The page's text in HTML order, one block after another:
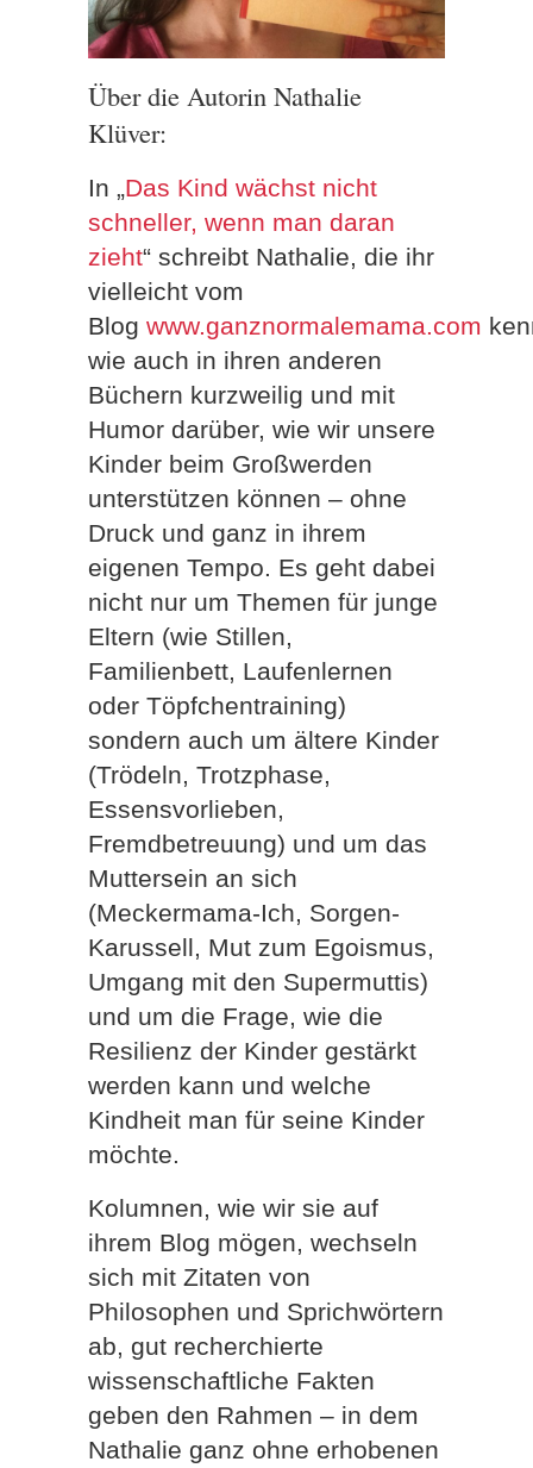
Über die Autorin Nathalie
Klüver:
In „Das Kind wächst nicht
schneller, wenn man daran
zieht“ schreibt Nathalie, die ihr
vielleicht vom
Blog www.ganznormalemama.com
wie auch in ihren anderen
Büchern kurzweilig und mit
Humor darüber, wie wir unsere
Kinder beim Großwerden
unterstützen können – ohne
Druck und ganz in ihrem
eigenen Tempo. Es geht dabei
nicht nur um Themen für junge
Eltern (wie Stillen,
Familienbett, Laufenlernen
oder Töpfchentraining)
sondern auch um ältere Kinder
(Trödeln, Trotzphase,
Essensvorlieben,
Fremdbetreuung) und um das
Muttersein an sich
(Meckermama-Ich, Sorgen-
Karussell, Mut zum Egoismus,
Umgang mit den Supermuttis)
und um die Frage, wie die
Resilienz der Kinder gestärkt
werden kann und welche
Kindheit man für seine Kinder
möchte.
Kolumnen, wie wir sie auf
ihrem Blog mögen, wechseln
sich mit Zitaten von
Philosophen und Sprichwörtern
ab, gut recherchierte
wissenschaftliche Fakten
geben den Rahmen – in dem
Nathalie ganz ohne erhobenen